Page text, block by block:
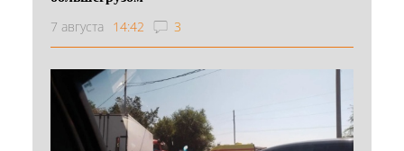
7 августа 14:42 3